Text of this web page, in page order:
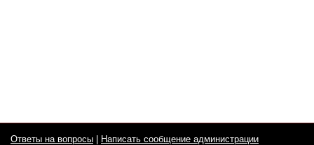
Ответы на вопросы Написать сообщение администрации